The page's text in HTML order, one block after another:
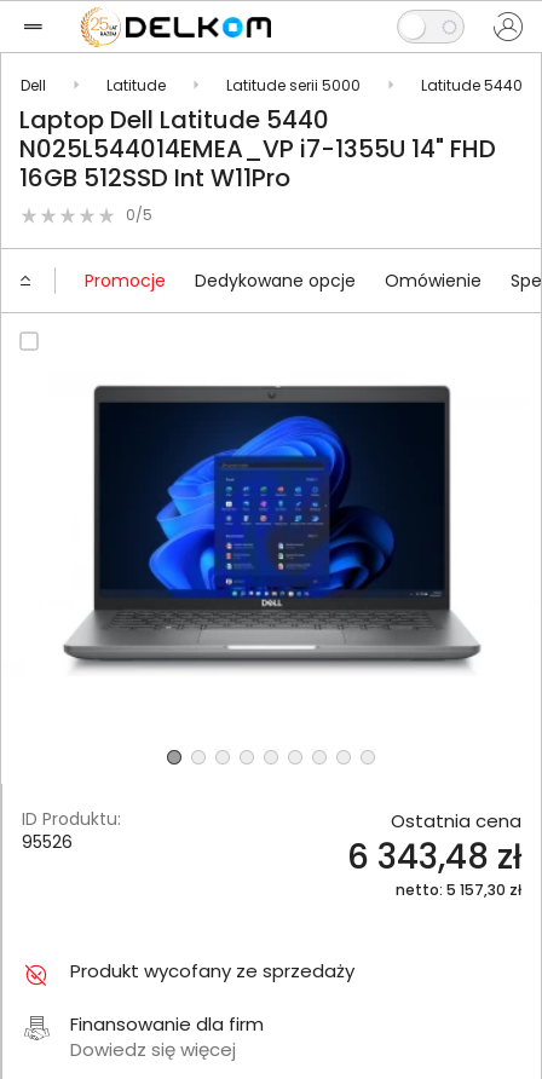
Dell Latitude Latitude serii 5000 Latitude 5440
Laptop Dell Latitude 5440
N025L544014EMEA_VP i7-1355U 14" FHD
16GB 512SSD Int W11Pro
0/5
Promocje Dedykowane opcje Omówienie
ID Produktu:
95526
Ostatnia cena
6 343,48 zł
netto: 5 157,30 zł
Produkt wycofany ze sprzedaży
Finansowanie dla firm
Dowiedz się więcej